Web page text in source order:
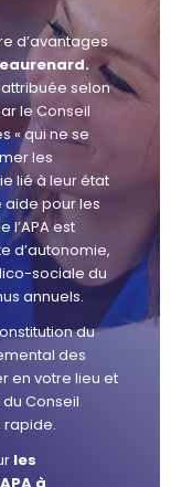
d’avantages
attribuée selon
le Conseil
« qui ne se
les
lié à leur état
aide pour les
l’APA est
d’autonomie,
sociale du
annuels.
du
des
en votre lieu et
Conseil
rapide.
les